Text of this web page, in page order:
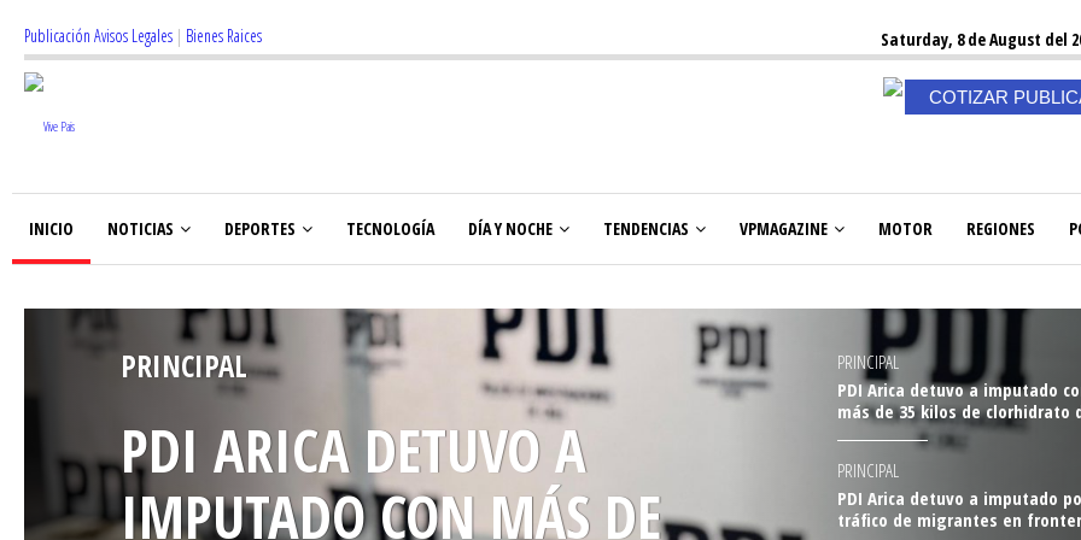
Publicación Avisos Legales | Bienes Raices Saturday, 8 de August del
COTIZAR
INICIO NOTICIAS DEPORTES TECNOLOGÍA DÍA Y NOCHE TENDENCIAS VPMAGAZINE MOTOR REGIONES
PRINCIPAL
PDI ARICA DETUVO A
IMPUTADO POR TRÁFICO
PRINCIPAL
PDI Arica detuvo a imputado
más de 35 kilos de clorhidrato
cocaína en control Cuya
PRINCIPAL
PDI Arica detuvo a imputado
tráfico de migrantes en